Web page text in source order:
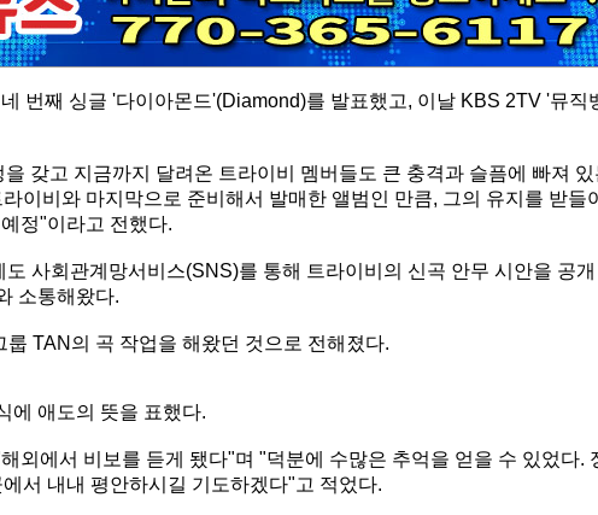
번째 싱글 '다이아몬드'(Diamond)를 발표했고, 이날 KBS 2TV '뮤직
갖고 지금까지 달려온 트라이비 멤버들도 큰 충격과 슬픔에 빠져 있
이비와 마지막으로 준비해서 발매한 앨범인 만큼, 그의 유지를 받들
정"이라고 전했다.
사회관계망서비스(SNS)를 통해 트라이비의 신곡 안무 시안을 공개
소통해왔다.
TAN의 곡 작업을 해왔던 것으로 전해졌다.
에 애도의 뜻을 표했다.
외에서 비보를 듣게 됐다"며 "덕분에 수많은 추억을 얻을 수 있었다.
서 내내 평안하시길 기도하겠다"고 적었다.